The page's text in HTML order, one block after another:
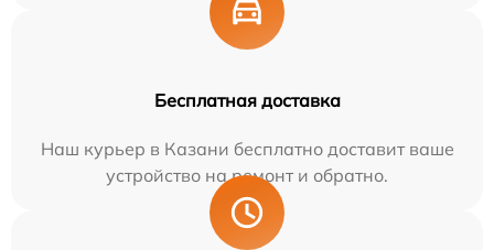
Бесплатная доставка
Наш курьер в Казани бесплатно доставит ваше
устройство на ремонт и обратно.